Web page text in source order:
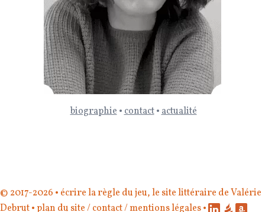
biographie•contact•actualité
© 2017-2026 • écrire la règle du jeu, le site littéraire deValérie
Debrut•plan du site/contact/mentions légales•